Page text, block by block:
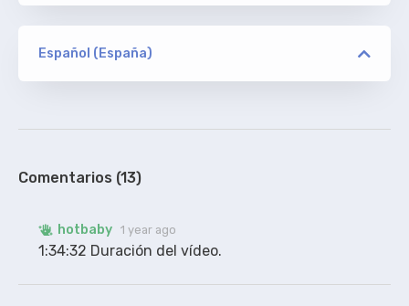
JFF
ORIGINAL hotbaby
Español (España)
JFF
Comentarios (13)
hotbaby 1 year ago
1:34:32 Duración del vídeo.